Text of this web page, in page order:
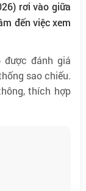
rơi vào giữa
đến việc xem
đánh giá
sao chiếu.
thích hợp